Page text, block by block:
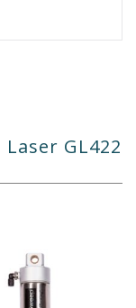
Laser GL422